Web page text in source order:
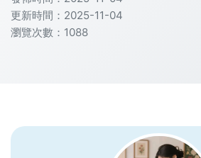
更新時間：2025-11-04
瀏覽次數：1088